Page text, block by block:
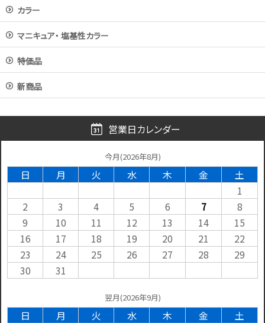
カラー
マニキュア・ 塩基性カラー
特価品
新商品
営業日カレンダー
今月(2026年8月)
日 月 火 水 木 金
土
1
2
3 4 5 6 7
8
9
10 11 12 13 14
15
16
17 18 19 20 21
22
23
24 25 26 27 28
29
30
31
翌月(2026年9月)
日 月 火 水 木 金
土